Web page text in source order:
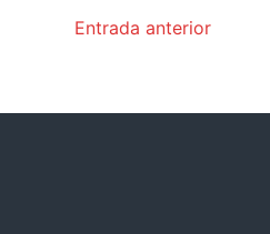
Entrada anterior